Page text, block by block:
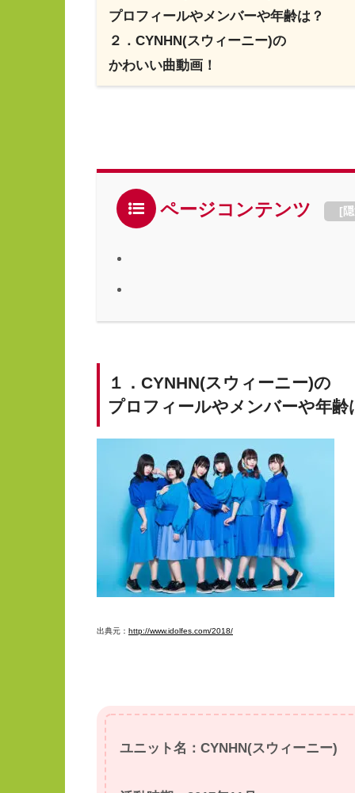
プロフィールやメンバーや年齢は？
２．CYNHN(スウィーニー)の
かわいい曲動画！
ページコンテンツ [
１．CYNHN(スウィーニー)の
プロフィールやメンバーや年齢
出典元： http://www.idolfes.com/2018/
ユニット名：CYNHN(スウィーニー)